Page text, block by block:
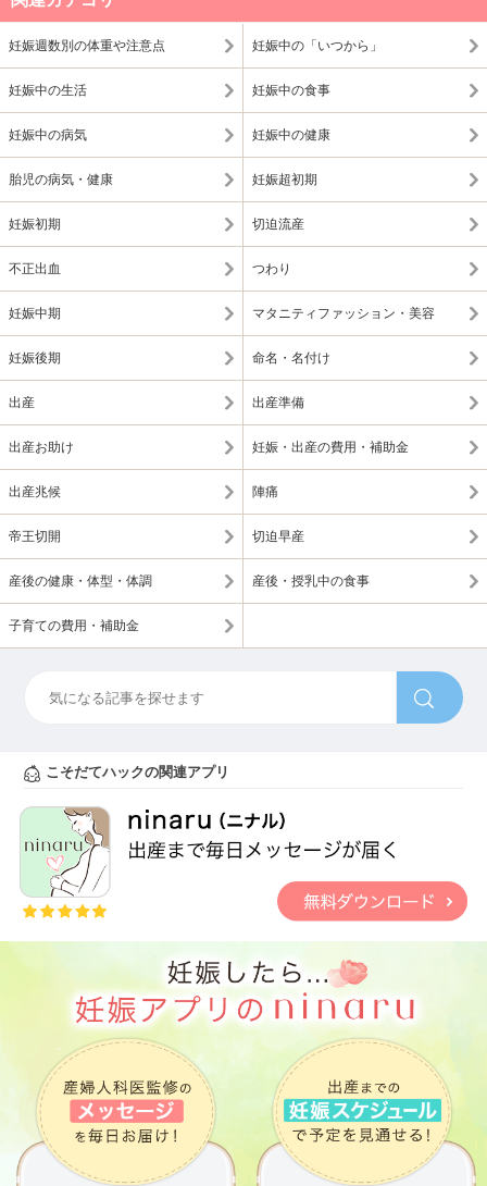
妊娠週数別の体重や注意点 妊娠中の「いつから」
妊娠中の生活 妊娠中の食事
妊娠中の病気 妊娠中の健康
胎児の病気・健康 妊娠超初期
妊娠初期 切迫流産
不正出血 つわり
妊娠中期 マタニティファッション・美容
妊娠後期 命名・名付け
出産 出産準備
出産お助け 妊娠・出産の費用・補助金
出産兆候 陣痛
帝王切開 切迫早産
産後の健康・体型・体調 産後・授乳中の食事
子育ての費用・補助金
こそだてハックの関連アプリ